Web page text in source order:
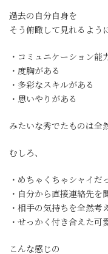
過去の自分自身を
そう俯瞰して見れるよう
・コミュニケーション能
・度胸がある
・多彩なスキルがある
・思いやりがある
みたいな秀でたものは全
むしろ、
・めちゃくちゃシャイだ
・自分から直接連絡先
・相手の気持ちを全然考
・せっかく付き合えた可
こんな感じの